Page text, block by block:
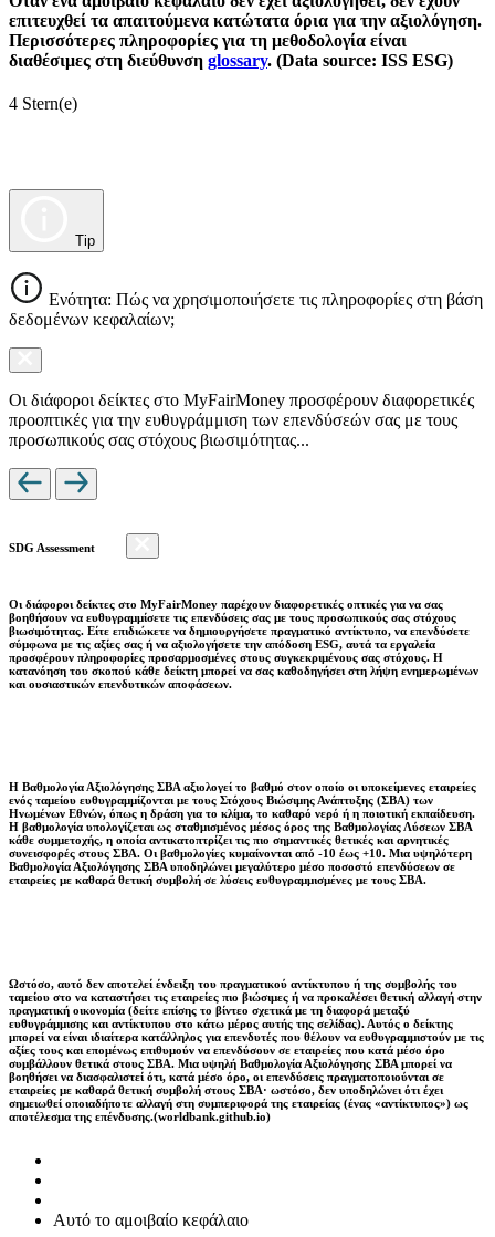
επιτευχθεί τα απαιτούμενα κατώτατα όρια για την αξιολόγηση.
Περισσότερες πληροφορίες για τη μεθοδολογία είναι
διαθέσιμες στη διεύθυνση glossary. (Data source: ISS ESG)
4 Stern(e)
Tip
Ενότητα: Πώς να χρησιμοποιήσετε τις πληροφορίες στη βάση
δεδομένων κεφαλαίων;
Οι διάφοροι δείκτες στο MyFairMoney προσφέρουν διαφορετικές
προοπτικές για την ευθυγράμμιση των επενδύσεών σας με τους
προσωπικούς σας στόχους βιωσιμότητας...
SDG Assessment
Οι διάφοροι δείκτες στο MyFairMoney παρέχουν διαφορετικές οπτικές για να σας
βοηθήσουν να ευθυγραμμίσετε τις επενδύσεις σας με τους προσωπικούς σας στόχους
βιωσιμότητας. Είτε επιδιώκετε να δημιουργήσετε πραγματικό αντίκτυπο, να επενδύσετε
σύμφωνα με τις αξίες σας ή να αξιολογήσετε την απόδοση ESG, αυτά τα εργαλεία
προσφέρουν πληροφορίες προσαρμοσμένες στους συγκεκριμένους σας στόχους. Η
κατανόηση του σκοπού κάθε δείκτη μπορεί να σας καθοδηγήσει στη λήψη ενημερωμένων
και ουσιαστικών επενδυτικών αποφάσεων.
Η Βαθμολογία Αξιολόγησης ΣΒΑ αξιολογεί το βαθμό στον οποίο οι υποκείμενες εταιρείες
ενός ταμείου ευθυγραμμίζονται με τους Στόχους Βιώσιμης Ανάπτυξης (ΣΒΑ) των
Ηνωμένων Εθνών, όπως η δράση για το κλίμα, το καθαρό νερό ή η ποιοτική εκπαίδευση.
Η βαθμολογία υπολογίζεται ως σταθμισμένος μέσος όρος της Βαθμολογίας Λύσεων ΣΒΑ
κάθε συμμετοχής, η οποία αντικατοπτρίζει τις πιο σημαντικές θετικές και αρνητικές
συνεισφορές στους ΣΒΑ. Οι βαθμολογίες κυμαίνονται από -10 έως +10. Μια υψηλότερη
Βαθμολογία Αξιολόγησης ΣΒΑ υποδηλώνει μεγαλύτερο μέσο ποσοστό επενδύσεων σε
εταιρείες με καθαρά θετική συμβολή σε λύσεις ευθυγραμμισμένες με τους ΣΒΑ.
Ωστόσο, αυτό δεν αποτελεί ένδειξη του πραγματικού αντίκτυπου ή της συμβολής του
ταμείου στο να καταστήσει τις εταιρείες πιο βιώσιμες ή να προκαλέσει θετική αλλαγή στην
πραγματική οικονομία (δείτε επίσης το βίντεο σχετικά με τη διαφορά μεταξύ
ευθυγράμμισης και αντίκτυπου στο κάτω μέρος αυτής της σελίδας). Αυτός ο δείκτης
μπορεί να είναι ιδιαίτερα κατάλληλος για επενδυτές που θέλουν να ευθυγραμμιστούν με τις
αξίες τους και επομένως επιθυμούν να επενδύσουν σε εταιρείες που κατά μέσο όρο
συμβάλλουν θετικά στους ΣΒΑ. Μια υψηλή Βαθμολογία Αξιολόγησης ΣΒΑ μπορεί να
βοηθήσει να διασφαλιστεί ότι, κατά μέσο όρο, οι επενδύσεις πραγματοποιούνται σε
εταιρείες με καθαρά θετική συμβολή στους ΣΒΑ· ωστόσο, δεν υποδηλώνει ότι έχει
σημειωθεί οποιαδήποτε αλλαγή στη συμπεριφορά της εταιρείας (ένας «αντίκτυπος») ως
αποτέλεσμα της επένδυσης.(worldbank.github.io)
Αυτό το αμοιβαίο κεφάλαιο